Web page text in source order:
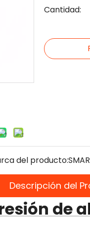
Cantidad:
del producto:
Descripción del
de